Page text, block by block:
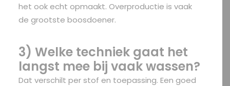
het ook echt opmaakt. Overproductie is vaak
de grootste boosdoener.
3) Welke techniek gaat het
langst mee bij vaak wassen?
Dat verschilt per stof en toepassing. Een goed